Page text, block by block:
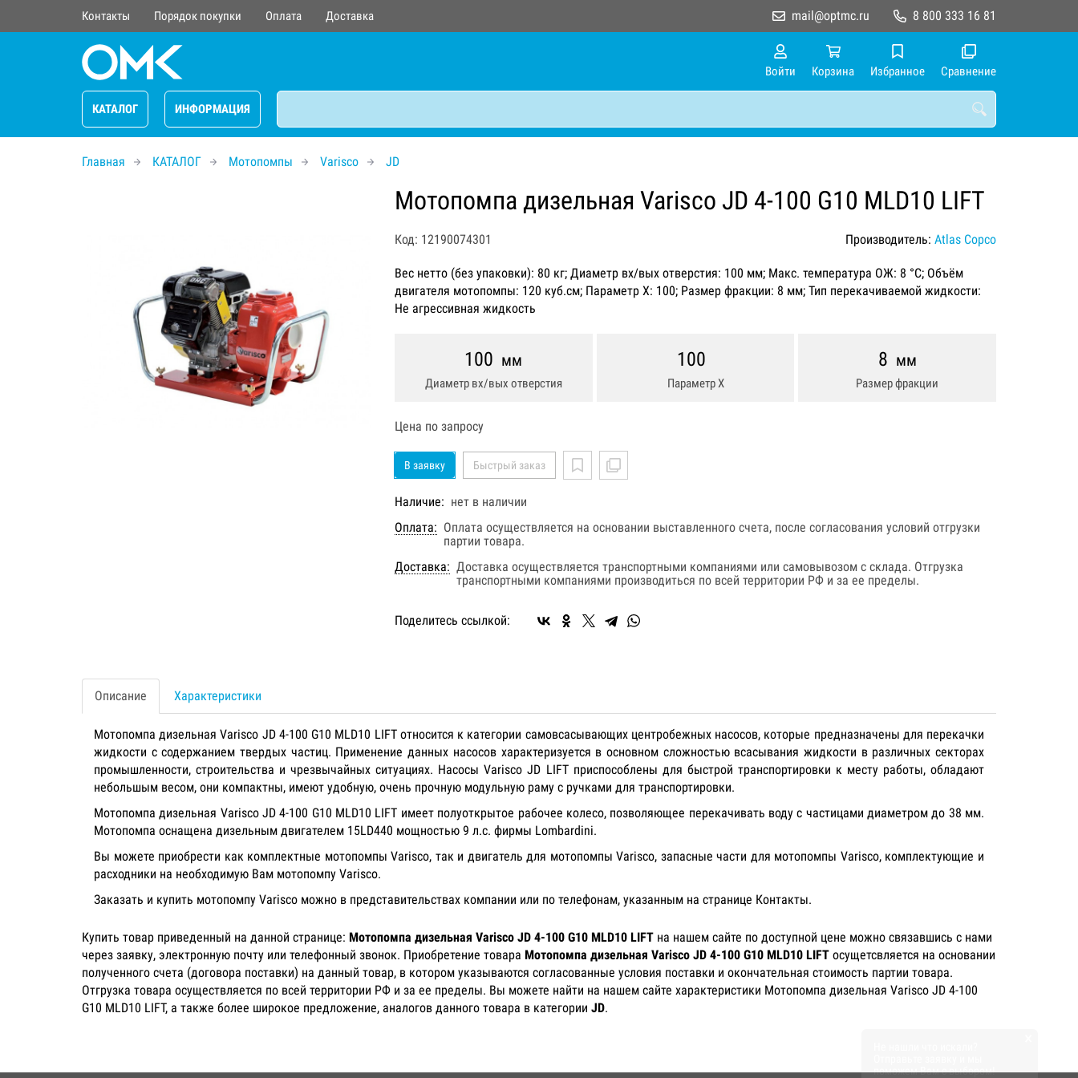
Контакты Порядок покупки Оплата Доставка 8 800 333 16 81
mail@optmc.ru
Войти Корзина Избранное Сравнение
КАТАЛОГ ИНФОРМАЦИЯ
Главная КАТАЛОГ Мотопомпы Varisco JD
Мотопомпа дизельная Varisco JD 4-100 G10 MLD10 LIFT
Код: 12190074301 Производитель: Atlas Copco
Вес нетто (без упаковки): 80 кг; Диаметр вх/вых отверстия: 100 мм; Макс. температура ОЖ: 8 °C; Объём
двигателя мотопомпы: 120 куб.см; Параметр Х: 100; Размер фракции: 8 мм; Тип перекачиваемой жидкости:
Не агрессивная жидкость
100 мм
Диаметр вх/вых отверстия
100
Параметр Х
8 мм
Размер фракции
Цена по запросу
В заявку Быстрый заказ
Наличие: нет в наличии
Оплата: Оплата осуществляется на основании выставленного счета, после согласования условий отгрузки
партии товара.
Доставка: Доставка осуществляется транспортными компаниями или самовывозом с склада. Отгрузка
транспортными компаниями производиться по всей территории РФ и за ее пределы.
Поделитесь ссылкой:
Описание Характеристики
Мотопомпа дизельная Varisco JD 4-100 G10 MLD10 LIFT относится к категории самовсасывающих центробежных насосов, которые предназначены для перекачки
жидкости с содержанием твердых частиц. Применение данных насосов характеризуется в основном сложностью всасывания жидкости в различных секторах
промышленности, строительства и чрезвычайных ситуациях. Насосы Varisco JD LIFT приспособлены для быстрой транспортировки к месту работы, обладают
небольшым весом, они компактны, имеют удобную, очень прочную модульную раму с ручками для транспортировки.
Мотопомпа дизельная Varisco JD 4-100 G10 MLD10 LIFT имеет полуоткрытое рабочее колесо, позволяющее перекачивать воду с частицами диаметром до 38 мм.
Мотопомпа оснащена дизельным двигателем 15LD440 мощностью 9 л.с. фирмы Lombardini.
Вы можете приобрести как комплектные мотопомпы Varisco, так и двигатель для мотопомпы Varisco, запасные части для мотопомпы Varisco, комплектующие и
расходники на необходимую Вам мотопомпу Varisco.
Заказать и купить мотопомпу Varisco можно в представительствах компании или по телефонам, указанным на странице Контакты.
Купить товар приведенный на данной странице: Мотопомпа дизельная Varisco JD 4-100 G10 MLD10 LIFT на нашем сайте по доступной цене можно связавшись с нами
через заявку, электронную почту или телефонный звонок. Приобретение товара Мотопомпа дизельная Varisco JD 4-100 G10 MLD10 LIFT осущетсвляется на основании
полученного счета (договора поставки) на данный товар, в котором указываются согласованные условия поставки и окончательная стоимость партии товара.
Отгрузка товара осуществляется по всей территории РФ и за ее пределы. Вы можете найти на нашем сайте характеристики Мотопомпа дизельная Varisco JD 4-100
G10 MLD10 LIFT, а также более широкое предложение, аналогов данного товара в категории JD.
поможем Вам с выбором!